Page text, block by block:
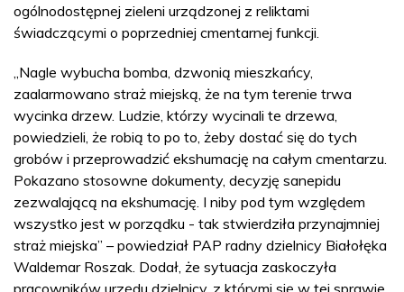
ogólnodostępnej zieleni urządzonej z reliktami
świadczącymi o poprzedniej cmentarnej funkcji.
„Nagle wybucha bomba, dzwonią mieszkańcy,
zaalarmowano straż miejską, że na tym terenie trwa
wycinka drzew. Ludzie, którzy wycinali te drzewa,
powiedzieli, że robią to po to, żeby dostać się do tych
grobów i przeprowadzić ekshumację na całym cmentarzu.
Pokazano stosowne dokumenty, decyzję sanepidu
zezwalającą na ekshumację. I niby pod tym względem
wszystko jest w porządku - tak stwierdziła przynajmniej
straż miejska” – powiedział PAP radny dzielnicy Białołęka
Waldemar Roszak. Dodał, że sytuacja zaskoczyła